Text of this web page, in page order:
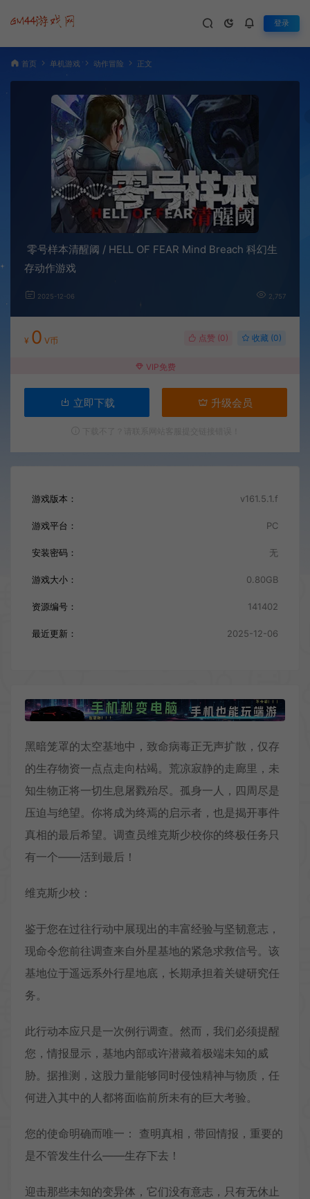
登录
首页 单机游戏 动作冒险 正文
零号样本清醒阈 / HELL OF FEAR Mind Breach 科幻生
存动作游戏
2025-12-06 2,757
¥ 0 V币 点赞 (0) 收藏 (0)
VIP免费
立即下载 升级会员
游戏版本： v161.5.1.f
游戏平台： PC
安装密码： 无
游戏大小： 0.80GB
资源编号： 141402
最近更新： 2025-12-06
黑暗笼罩的太空基地中，致命病毒正无声扩散，仅存
的生存物资一点点走向枯竭。荒凉寂静的走廊里，未
知生物正将一切生息屠戮殆尽。孤身一人，四周尽是
压迫与绝望。你将成为终焉的启示者，也是揭开事件
真相的最后希望。调查员维克斯少校你的终极任务只
有一个——活到最后！
维克斯少校：
鉴于您在过往行动中展现出的丰富经验与坚韧意志，
现命令您前往调查来自外星基地的紧急求救信号。该
基地位于遥远系外行星地底，长期承担着关键研究任
务。
此行动本应只是一次例行调查。然而，我们必须提醒
您，情报显示，基地内部或许潜藏着极端未知的威
胁。据推测，这股力量能够同时侵蚀精神与物质，任
何进入其中的人都将面临前所未有的巨大考验。
您的使命明确而唯一： 查明真相，带回情报，重要的
是不管发生什么——生存下去！
迎击那些未知的变异体，它们没有意志，只有无休止